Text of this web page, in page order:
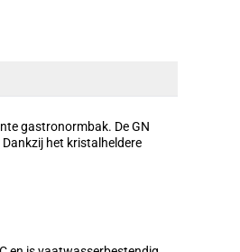
gastronormbak. De GN
het kristalheldere